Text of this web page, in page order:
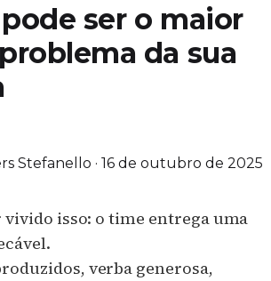
ser o maior
da sua
Stefanello · 16 de outubro de 2025
vivido isso: o time entrega uma
verba generosa,